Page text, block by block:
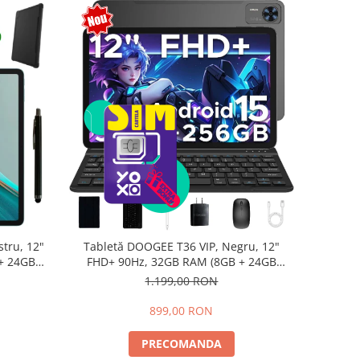
12"
24GB
Tabletă DOOGEE T36 VIP, Negru, 12"
FHD+ 90Hz, 32GB RAM (8GB + 24GB
extensibili), 256GB, Android 15,
1.199,00 RON
899,00 RON
PRECOMANDA